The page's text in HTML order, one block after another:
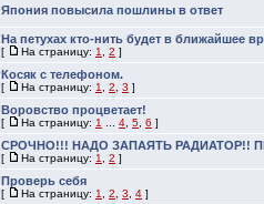
Япония повысила пошлины в ответ
На петухах кто-нить будет в ближайшее
[ На страницу: 1 2 ]
Косяк с телефоном.
[ На страницу: 1 2 3 ]
Воровство процветает!
[ На страницу: 1 4 5 6 ]
СРОЧНО!!! НАДО ЗАПАЯТЬ РАДИАТОР!!
[ На страницу: 1 2 ]
Проверь себя
[ На страницу: 1 2 3 4 ]